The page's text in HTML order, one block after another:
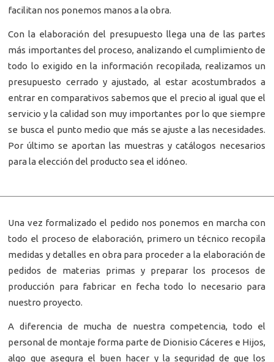
facilitan nos ponemos manos a la obra.
Con la elaboración del presupuesto llega una de las partes
más importantes del proceso, analizando el cumplimiento de
todo lo exigido en la información recopilada, realizamos un
presupuesto cerrado y ajustado, al estar acostumbrados a
entrar en comparativos sabemos que el precio al igual que el
servicio y la calidad son muy importantes por lo que siempre
se busca el punto medio que más se ajuste a las necesidades.
Por último se aportan las muestras y catálogos necesarios
para la elección del producto sea el idóneo.
Una vez formalizado el pedido nos ponemos en marcha con
todo el proceso de elaboración, primero un técnico recopila
medidas y detalles en obra para proceder a la elaboración de
pedidos de materias primas y preparar los procesos de
producción para fabricar en fecha todo lo necesario para
nuestro proyecto.
A diferencia de mucha de nuestra competencia, todo el
personal de montaje forma parte de Dionisio Cáceres e Hijos,
algo que asegura el buen hacer y la seguridad de que los